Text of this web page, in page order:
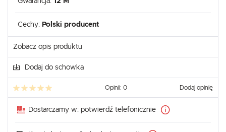
Cechy: Polski producent
Zobacz opis produktu
Dodaj do schowka
Opinii: 0 Dodaj opinię
Dostarczamy w: potwierdź telefonicznie